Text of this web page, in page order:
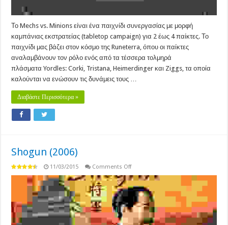
Το Mechs vs. Minions είναι ένα παιχνίδι συνεργασίας με μορφή
καμπάνιας εκστρατείας (tabletop campaign) για 2 έως 4 παίκτες. Το
παιχνίδι μας βάζει στον κόσμο της Runeterra, όπου οι παίκτες
αναλαμβάνουν τον ρόλο ενός από τα τέσσερα τολμηρά
πλάσματα Yordles: Corki, Tristana, Heimerdinger και Ziggs, τα οποία
καλούνται να ενώσουν τις δυνάμεις τους …
Διαβάστε Περισσότερα »
Shogun (2006)
11/03/2015 Comments Offon
(2006)